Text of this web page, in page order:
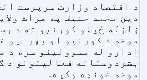
د اقتصاد وزارت سرپرست
دین محمد حنیف په هرات
زلزله ځپلو کورنیو ته د
موخه د کورنیو او بهرنیو
ادارو له مسوولینو سره د
بشردوستانه فعالیتونو د
موخه غونډه وکړه.